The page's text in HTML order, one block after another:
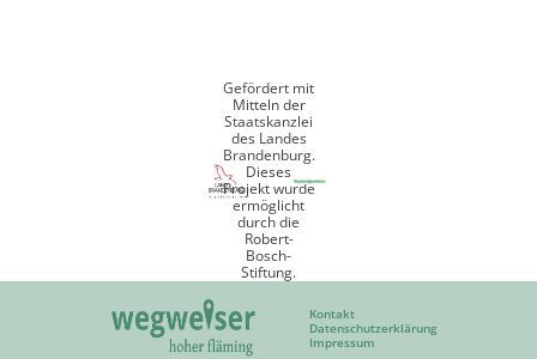
Gefördert mit
Mitteln der
Staatskanzlei
des Landes
Brandenburg.
Dieses
Projekt wurde
ermöglicht
durch die
Robert-
Bosch-
Stiftung.
Kontakt
Datenschutzerklärung
Impressum